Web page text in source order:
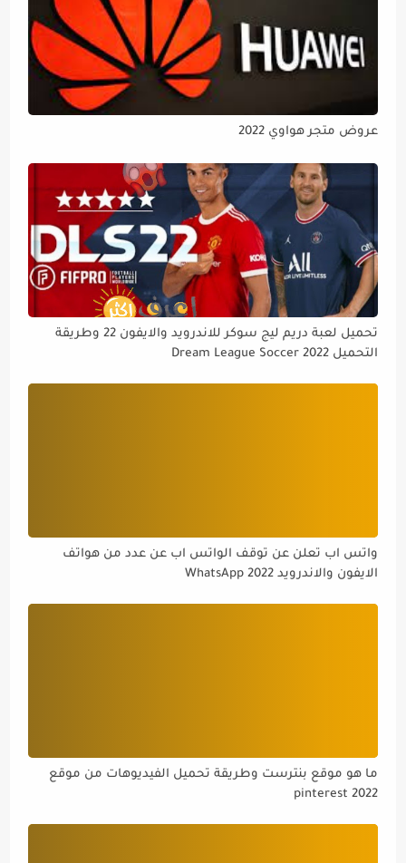
عروض متجر هواوي 2022
تحميل لعبة دريم ليج سوكر للاندرويد والايفون 22 وطريقة
التحميل Dream League Soccer 2022
واتس اب تعلن عن توقف الواتس اب عن عدد من هواتف
الايفون والاندرويد WhatsApp 2022
ما هو موقع بنترست وطريقة تحميل الفيديوهات من موقع
pinterest 2022